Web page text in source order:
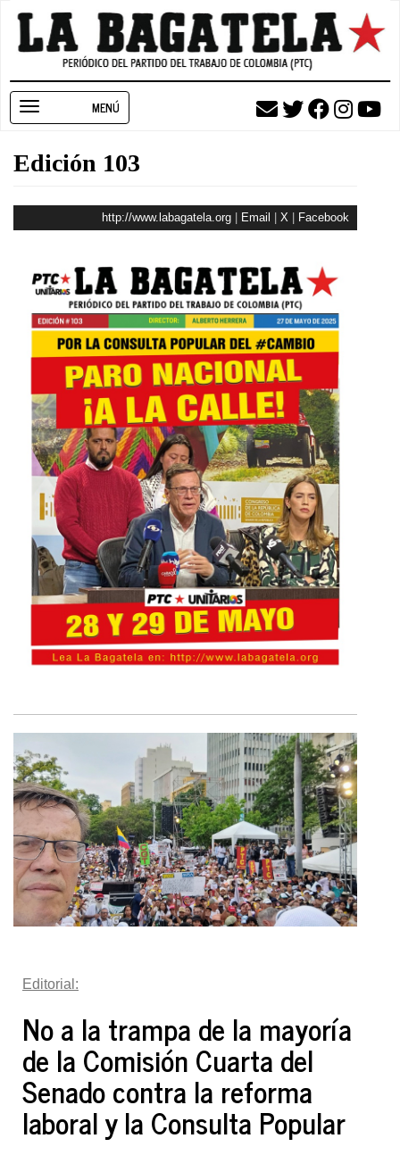
Pasar
contenido
navigation
Edición 103
http://www.labagatela.org| Email | X | Facebook
Editorial:
No a la trampa de la mayoría
de la Comisión Cuarta del
Senado contra la reforma
laboral y la Consulta Popular